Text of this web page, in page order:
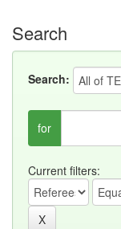
Search
Search:
for
Current filters: